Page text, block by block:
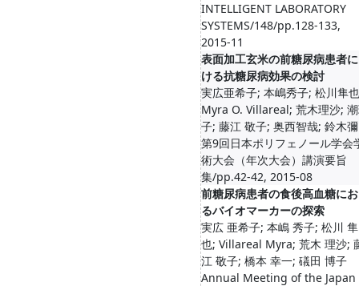
INTELLIGENT LABORATORY
SYSTEMS/148/pp.128-133,
2015-11
表面加工玄米の前糖尿病患者
ける抗糖尿病効果の検討
実広亜希子; 本嶋秀子; 松川隼
Myra O. Villareal; 荒木理沙;
子; 藤江 敬子; 奥西智哉; 鈴木
第9回日本ポリフェノール学会
術大会（年次大会）講演要旨
集/pp.42-42, 2015-08
前糖尿病患者の食後高血糖に
るバイオマーカーの探索
実広 亜希子; 本嶋 秀子; 松川 隼
也; Villareal Myra; 荒木 理沙;
江 敬子; 橋本 幸一; 礒田 博子
Annual Meeting of the Japan